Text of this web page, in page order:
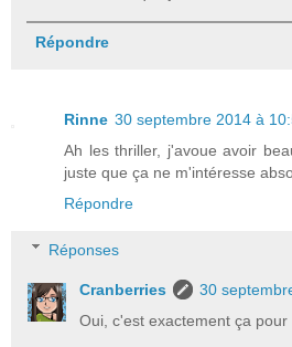
Répondre
Rinne 30 septembre 2014 à
Ah les thriller, j'avoue avoir
juste que ça ne m'intéresse
Répondre
Réponses
Cranberries
30
Oui, c'est exactement ça pour